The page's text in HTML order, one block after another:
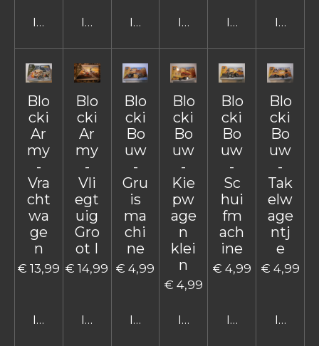
In winkelwagenIn winkelwagenIn winkelwagenIn winkelwagen
In In
Blo
cki
Ar
my
-
Vra
cht
wa
ge
n
€ 13,99
In winkelwagen
Blo
cki
Ar
my
-
Vli
egt
uig
Gro
ot I
€ 14,99
In winkelwagen
Blo
cki
Bo
uw
-
Gru
is
ma
chi
ne
€ 4,99
In winkelwagen
Blo
cki
Bo
uw
-
Kie
pw
age
n
klei
n
€ 4,99
In winkelwagen
Blo
cki
Bo
uw
-
Sc
hui
fm
ach
ine
€ 4,99
In
Blo
cki
Bo
uw
-
Tak
elw
age
ntj
e
€ 4,99
In